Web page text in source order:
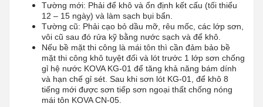
Tường mới: Phải để khô và ổn định kết cấu (tối thiểu
12 – 15 ngày) và làm sạch bụi bẩn.
Tường cũ: Phải cạo bỏ dầu mỡ, rêu mốc, các lớp sơn,
vôi cũ sau đó rửa kỹ bằng nước sạch và để khô.
Nếu bề mặt thi công là mái tôn thì cần đảm bảo bề
mặt thi công khô tuyệt đối và lót trước 1 lớp sơn chống
gỉ hệ nước KOVA KG-01 để tăng khả năng bám dính
và hạn chế gỉ sét. Sau khi sơn lót KG-01, để khô 8
tiếng mới được sơn tiếp sơn ngoại thất chống nóng
mái tôn KOVA CN-05.